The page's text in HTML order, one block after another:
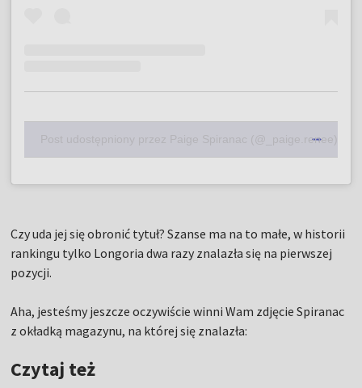
Post udostępniony przez Paige Spiranac (@_paige.renee)
Czy uda jej się obronić tytuł? Szanse ma na to małe, w historii
rankingu tylko Longoria dwa razy znalazła się na pierwszej
pozycji.
Aha, jesteśmy jeszcze oczywiście winni Wam zdjęcie Spiranac
z okładką magazynu, na której się znalazła:
Czytaj też